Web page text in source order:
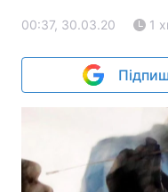
00:37, 30.03.20 1